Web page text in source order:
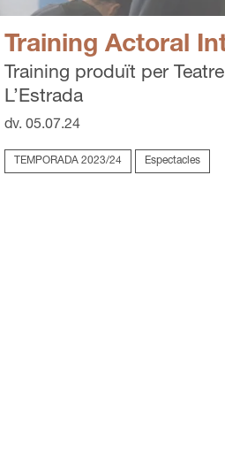
Training Actoral
Training produït per
L’Estrada
dv. 05.07.24
TEMPORADA 2023/24 Espectacles